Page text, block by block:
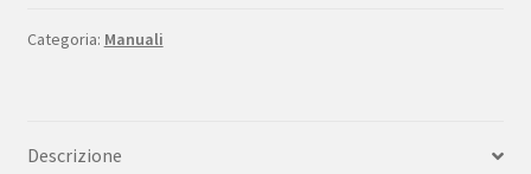
Numismatica
Categoria: Manuali
Descrizione